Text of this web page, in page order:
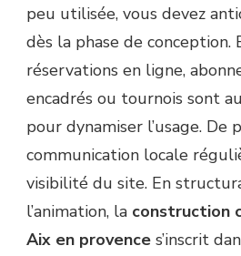
peu utilisée, vous devez
dès la phase de conception.
réservations en ligne,
encadrés ou tournois sont
pour dynamiser l’usage. De
communication locale
visibilité du site. En
l’animation, la construction
Aix en provence s’inscrit